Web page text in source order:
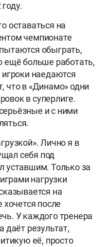
оставаться на
чемпионате
обыграть,
ещё больше работать,
наедаются
что в «Динамо» одни
в суперлиге.
и с ними
Лично я в
себя под
уставшим. Только за
нагрузки
на
хочется после
У каждого тренера
даёт результат,
её, просто